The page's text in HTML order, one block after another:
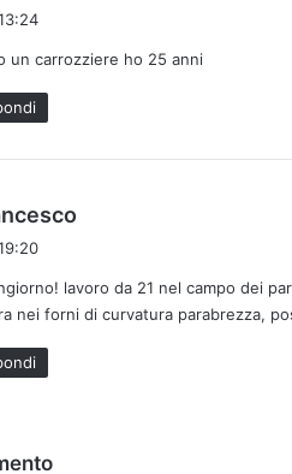
e
un carrozziere ho 25 anni
e
t
lavoro da 21 nel campo dei
nei forni di curvatura parabrezza,